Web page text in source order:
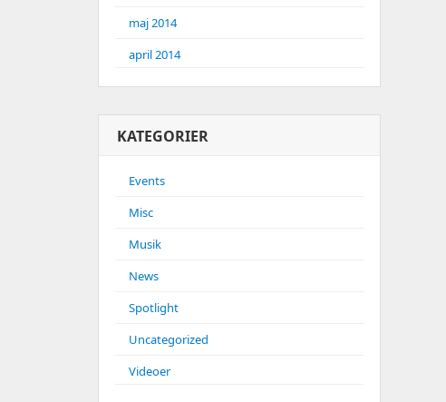
maj 2014
april 2014
KATEGORIER
Events
Misc
Musik
News
Spotlight
Uncategorized
Videoer